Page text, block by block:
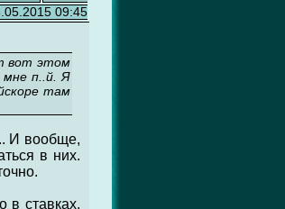
09:45
вот этом
мне п..й. Я
там
И вообще,
в них.
в ставках,